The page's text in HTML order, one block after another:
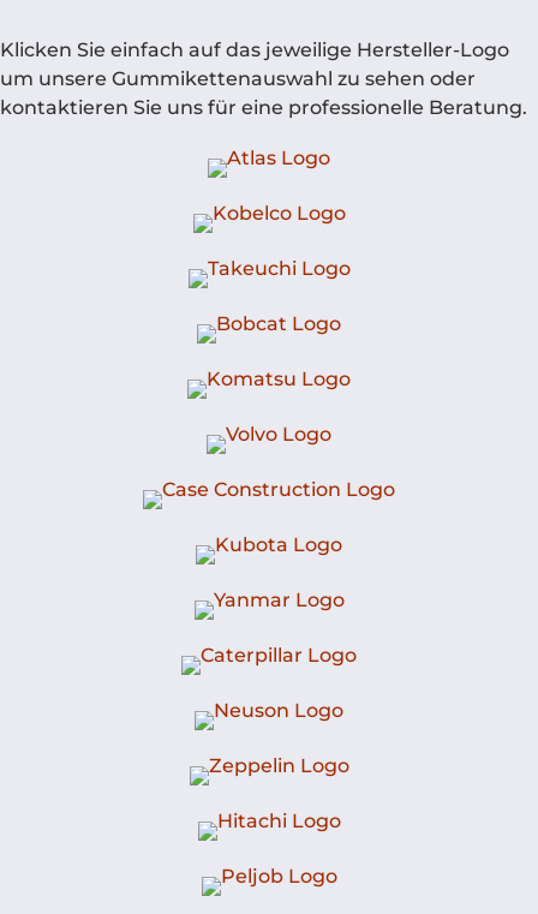
Klicken Sie einfach auf das jeweilige Hersteller-Logo
um unsere Gummikettenauswahl zu sehen oder
kontaktieren Sie uns für eine professionelle Beratung.